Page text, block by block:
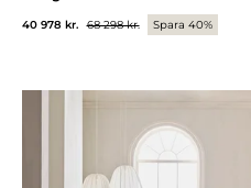
40 978 kr. 68 298 kr. Spara 40%